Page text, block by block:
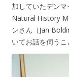
加していたデン
Natural History
ンさん（Jan
いてお話を伺うこ